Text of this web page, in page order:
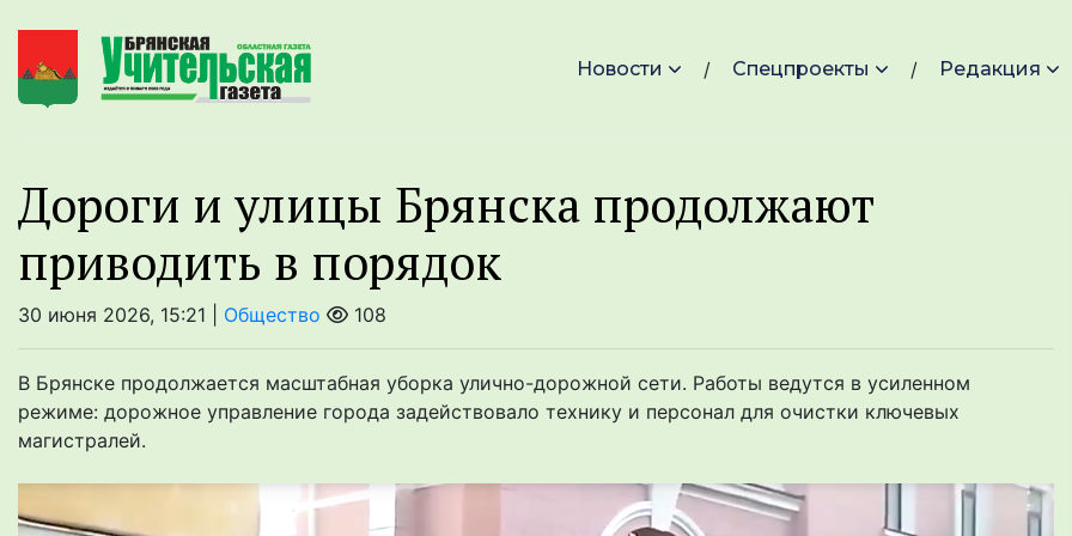
Новости Спецпроекты Редакция
Дороги и улицы Брянска продолжают
приводить в порядок
30 июня 2026, 15:21 | Общество 108
В Брянске продолжается масштабная уборка улично-дорожной сети. Работы ведутся в усиленном
режиме: дорожное управление города задействовало технику и персонал для очистки ключевых
магистралей.